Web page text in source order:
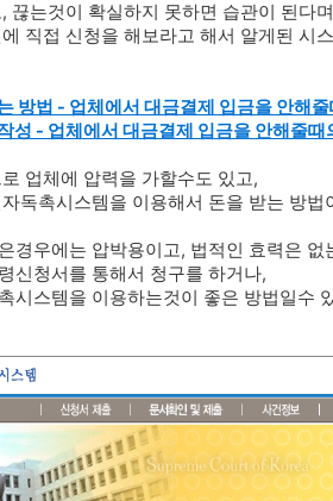
끊는것이 확실하지 못하면 습관이 된다며
직접 신청을 해보라고 해서 알게된 시
방법 - 업체에서 대금결제 입금을 안해줄
성 - 업체에서 대금결제 입금을 안해줄때
업체에 압력을 가할수도 있고,
독촉시스템을 이용해서 돈을 받는 방법
경우에는 압박용이고, 법적인 효력은 없
신청서를 통해서 청구를 하거나,
시스템을 이용하는것이 좋은 방법일수